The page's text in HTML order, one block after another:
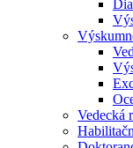
Vedecká